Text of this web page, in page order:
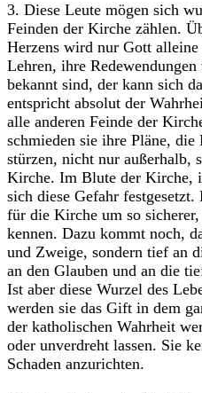
3. Diese Leute mögen sich
Feinden der Kirche zählen.
Herzens wird nur Gott
Lehren, ihre
bekannt sind, der kann sich
entspricht absolut der
alle anderen Feinde der
schmieden sie ihre Pläne,
stürzen, nicht nur außerhalb,
Kirche. Im Blute der Kirche,
sich diese Gefahr
für die Kirche um so
kennen. Dazu kommt noch,
und Zweige, sondern tief an
an den Glauben und an die
Ist aber diese Wurzel des
werden sie das Gift in dem
der katholischen Wahrheit
oder unverdreht lassen. Sie
Schaden anzurichten.